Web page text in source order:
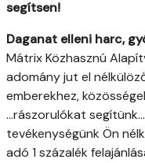
segítsen!
Daganat elleni harc,
Mátrix Közhasznú
adomány jut el
emberekhez,
...rászorulókat
tevékenységünk Ön
adó 1 százalék